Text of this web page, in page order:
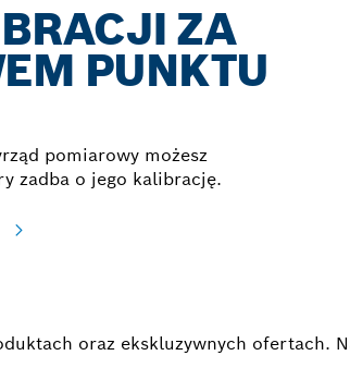
ZA
PUNKTU
pomiarowy możesz
zadba o jego kalibrację.
oraz ekskluzywnych ofertach.